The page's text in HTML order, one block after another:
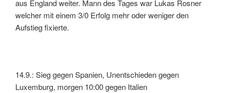
aus England weiter. Mann des Tages war Lukas Rosner
welcher mit einem 3/0 Erfolg mehr oder weniger den
Aufstieg fixierte.
14.9.: Sieg gegen Spanien, Unentschieden gegen
Luxemburg, morgen 10:00 gegen Italien